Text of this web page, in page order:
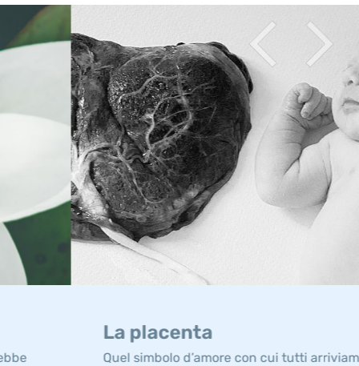
La placenta
Quel simbolo d’amore con cui tutti arriviamo,